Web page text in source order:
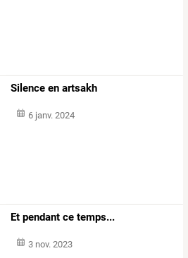
Silence en artsakh
6 janv. 2024
Et pendant ce temps...
3 nov. 2023